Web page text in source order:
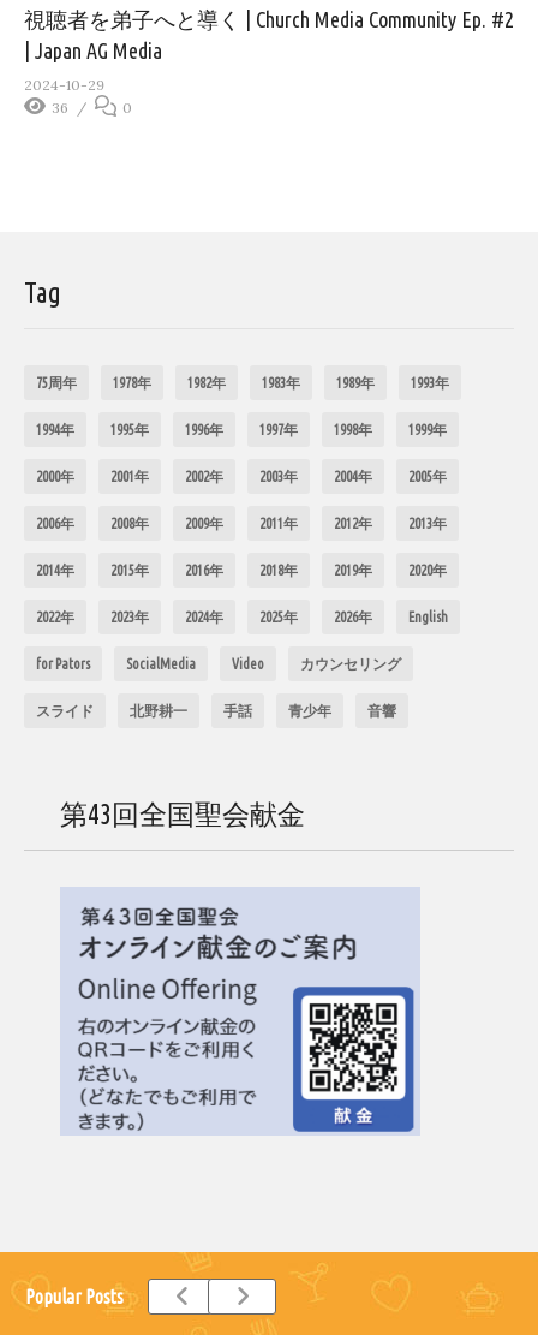
視聴者を弟子へと導く | Church Media Community Ep. #2
| Japan AG Media
2024-10-29
36
0
Tag
75周年 1978年 1982年 1983年 1989年 1993年
1994年 1995年 1996年 1997年 1998年 1999年
2000年 2001年 2002年 2003年 2004年 2005年
2006年 2008年 2009年 2011年 2012年 2013年
2014年 2015年 2016年 2018年 2019年 2020年
2022年 2023年 2024年 2025年 2026年 English
for Pators SocialMedia Video カウンセリング
スライド 北野耕一 手話 青少年 音響
第43回全国聖会献金
Popular Posts